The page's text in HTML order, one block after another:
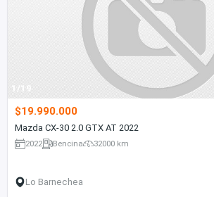
1/19
$19.990.000
Mazda CX-30 2.0 GTX AT 2022
2022 Bencina 32000 km
Lo Barnechea